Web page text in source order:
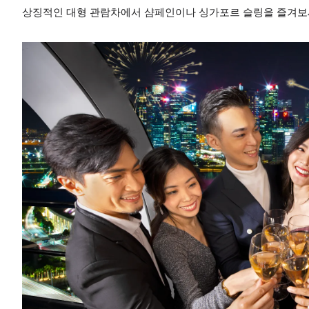
상징적인 대형 관람차에서 샴페인이나 싱가포르 슬링을 즐겨